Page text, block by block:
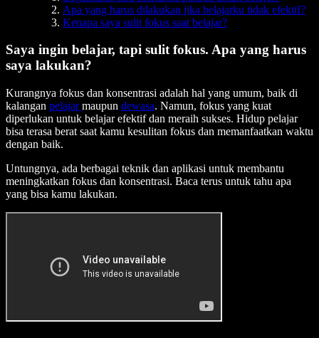
Apa yang harus dilakukan jika belajarku tidak efektif?
Kenapa saya sulit fokus saat belajar?
Saya ingin belajar, tapi sulit fokus. Apa yang harus
saya lakukan?
Kurangnya fokus dan konsentrasi adalah hal yang umum, baik di
kalangan pelajarmaupun dewasa. Namun, fokus yang kuat
diperlukan untuk belajar efektif dan meraih sukses. Hidup pelajar
bisa terasa berat saat kamu kesulitan fokus dan memanfaatkan waktu
dengan baik.
Untungnya, ada berbagai teknik dan aplikasi untuk membantu
meningkatkan fokus dan konsentrasi. Baca terus untuk tahu apa
yang bisa kamu lakukan.